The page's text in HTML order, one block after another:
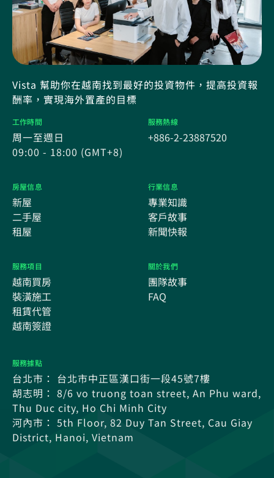
Vista 幫助你在越南找到最好的投資物件，提高投資報
酬率，實現海外置產的目標
工作時間
周一至週日
09:00 - 18:00 (GMT+8)
服務熱線
+886-2-23887520
房屋信息
新屋
二手屋
租屋
行業信息
專業知識
客戶故事
新聞快報
服務項目
越南買房
裝潢施工
租賃代管
越南簽證
關於我們
團隊故事
FAQ
服務據點
台北市： 台北市中正區漢口街一段45號7樓
胡志明： 8/6 vo truong toan street, An Phu ward,
Thu Duc city, Ho Chi Minh City
河內市： 5th Floor, 82 Duy Tan Street, Cau Giay
District, Hanoi, Vietnam